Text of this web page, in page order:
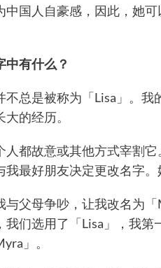
中国人自豪感，因此，她
中有什么？
不总是被称为「Lisa」。我
大的经历。
人都故意或其他方式宰割
我最好朋友决定更改名字。
与父母争吵，让我改名为
我们选用了「Lisa」，我
」。